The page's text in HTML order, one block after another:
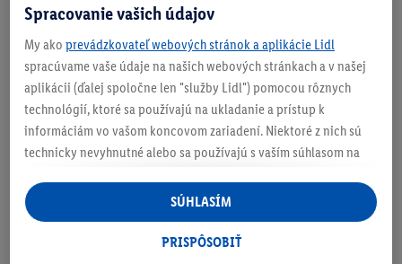
Zistite svoju veľkosť
O produkte
Polster eMAX
Z mäkkej tkaniny s kompresným efektom
Spracovanie vašich údajov
My ako prevádzkovateľ webových stránok a aplikácie Lidl
spracúvame vaše údaje na našich webových stránkach a v našej
aplikácii (ďalej spoločne len "služby Lidl") pomocou rôznych
technológií, ktoré sa používajú na ukladanie a prístup k
informáciám vo vašom koncovom zariadení. Niektoré z nich sú
technicky nevyhnutné alebo sa používajú s vaším súhlasom na
personalizovanú reklamu v rámci služieb Lidl aj mimo nich. Ak
ste účastníkom programu Lidl Plus, na tieto účely sa spracúvajú
aj údaje z vášho nákupného správania v obchode.
PRISPÔSOBIŤ
SÚHLASÍM